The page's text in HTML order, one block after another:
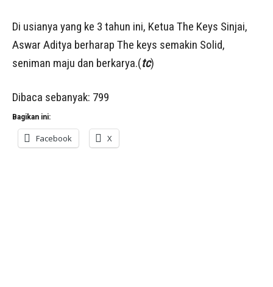
Di usianya yang ke 3 tahun ini, Ketua The Keys Sinjai,
Aswar Aditya berharap The keys semakin Solid,
seniman maju dan berkarya.(tc)
Dibaca sebanyak: 799
Bagikan ini:
Facebook X